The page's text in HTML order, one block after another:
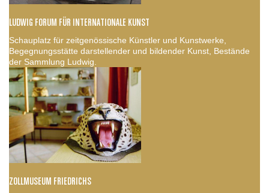
LUDWIG FORUM FÜR INTERNATIONALE KUNST
Schauplatz für zeitgenössische Künstler und Kunstwerke,
Begegnungsstätte darstellender und bildender Kunst, Bestände
der Sammlung Ludwig.
ZOLLMUSEUM FRIEDRICHS